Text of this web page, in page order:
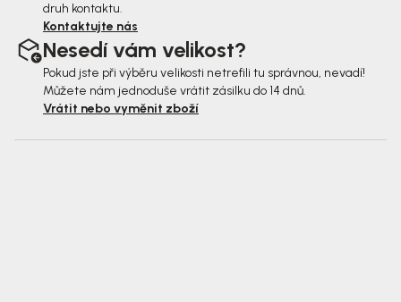
druh kontaktu.
Kontaktujte nás
Nesedí vám velikost?
Pokud jste při výběru velikosti netrefili tu správnou, nevadí!
Můžete nám jednoduše vrátit zásilku do 14 dnů.
Vrátit nebo vyměnit zboží